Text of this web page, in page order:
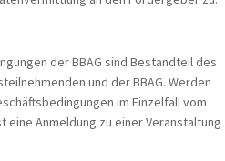
der BBAG sind Bestandteil des
und der BBAG. Werden
im Einzelfall vom
eine Anmeldung zu einer Veranstaltung